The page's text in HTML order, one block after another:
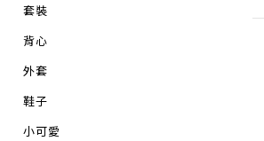
套裝
背心
外套
鞋子
小可愛